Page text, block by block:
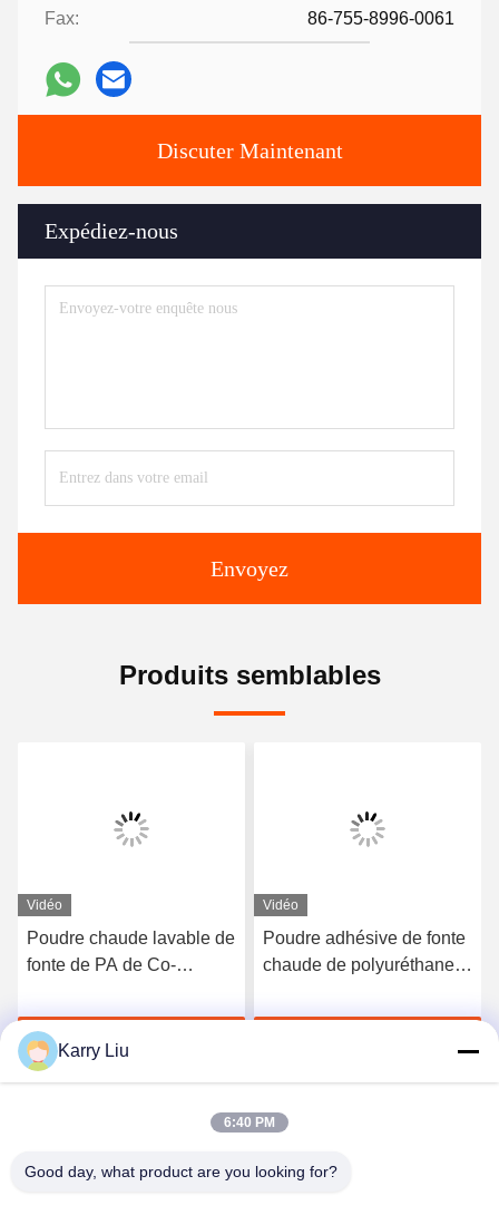
Fax: 86-755-8996-0061
Discuter Maintenant
Expédiez-nous
Envoyez
Produits semblables
Vidéo
Poudre chaude lavable de
fonte de PA de Co-
l'impression de transfert
de chaleurDiscuter Maintenant
Vidéo
Poudre adhésive de fonte
chaude de polyuréthane
pour l'impression de
Karry Liu
6:40 PM
Good day, what product are you looking for?